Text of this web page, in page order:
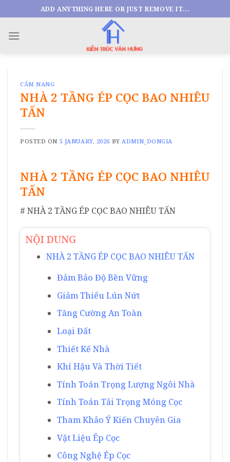
to
content
ADD ANYTHING HERE OR JUST REMOVE IT...
CẨM NANG
NHÀ 2 TẦNG ÉP CỌC BAO NHIÊU
TẤN
POSTED ON 5 JANUARY, 2026 BY ADMIN_DONGIA
NHÀ 2 TẦNG ÉP CỌC BAO NHIÊU
TẤN
# NHÀ 2 TẦNG ÉP CỌC BAO NHIÊU TẤN
NỘI DUNG
NHÀ 2 TẦNG ÉP CỌC BAO NHIÊU TẤN
Đảm Bảo Độ Bền Vững
Giảm Thiểu Lún Nứt
Tăng Cường An Toàn
Loại Đất
Thiết Kế Nhà
Khí Hậu Và Thời Tiết
Tính Toán Trọng Lượng Ngôi Nhà
Tính Toán Tải Trọng Móng Cọc
Tham Khảo Ý Kiến Chuyên Gia
Vật Liệu Ép Cọc
Công Nghệ Ép Cọc